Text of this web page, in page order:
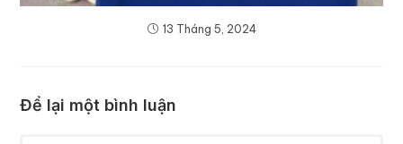
13 Tháng 5, 2024
Để lại một bình luận